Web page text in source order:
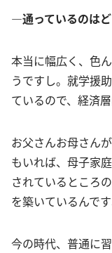
―通っているのは
本当に幅広く、色
うですし。就学援
ているので、経済
お父さんお母さん
もいれば、母子家
されているところ
を築いているんです
今の時代、普通に